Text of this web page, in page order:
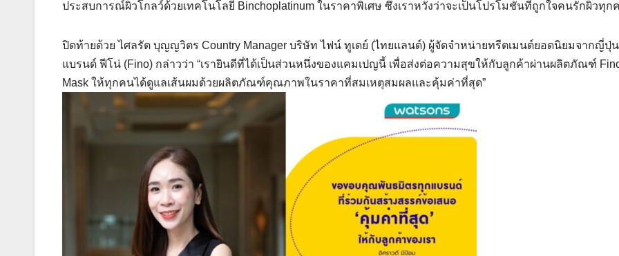
ประสบการณ์ผิวโกลว์ด้วยเทคโนโลยี Binchoplatinum ในราคาพิเศษ ซึ่งเราหวังว่าจะเป็นโปรโมชันที่ถูกใจคนรักผิวทุก
ปิดท้ายด้วย ไศลรัต บุญญวิตร Country Manager บริษัท ไฟน์ ทูเดย์ (ไทยแลนด์) ผู้จัดจำหน่ายทรีตเมนต์ยอดนิยมจากญี่ปุ่น
แบรนด์ ฟีโน่ (Fino) กล่าวว่า “เรายินดีที่ได้เป็นส่วนหนึ่งของแคมเปญนี้ เพื่อส่งต่อความสุขให้กับลูกค้าผ่านผลิตภัณฑ์
Mask ให้ทุกคนได้ดูแลเส้นผมด้วยผลิตภัณฑ์คุณภาพในราคาที่สมเหตุสมผลและคุ้มค่าที่สุด”